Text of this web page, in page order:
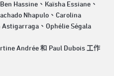
Hassine、Kaïsha Essiane、
Nhapulo、Carolina
Astigarraga、Ophélie Ségala
Andrée 和 Paul Dubois 工作